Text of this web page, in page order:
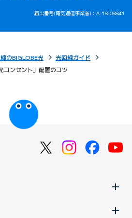
届出番号(電気通信事業者)：A-18-08841
のBIGLOBE光
光回線ガイド
コンセント」配置のコツ
ます）
びっぷるのページ